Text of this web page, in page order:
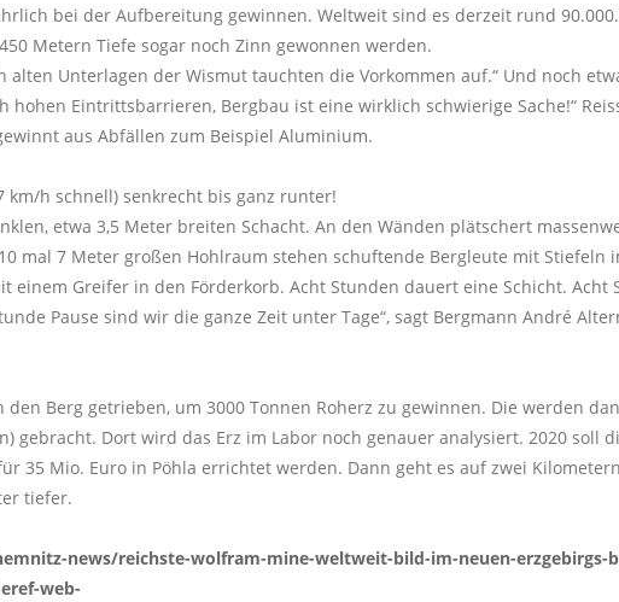
bei der Aufbereitung gewinnen. Weltweit sind es derzeit rund
Metern Tiefe sogar noch Zinn gewonnen werden.
Unterlagen der Wismut tauchten die Vorkommen auf.“ Und noch
hohen Eintrittsbarrieren, Bergbau ist eine wirklich schwierige Sache!“
aus Abfällen zum Beispiel Aluminium.
km/h schnell) senkrecht bis ganz runter!
etwa 3,5 Meter breiten Schacht. An den Wänden plätschert
mal 7 Meter großen Hohlraum stehen schuftende Bergleute mit Stiefeln
einem Greifer in den Förderkorb. Acht Stunden dauert eine Schicht. Acht
Pause sind wir die ganze Zeit unter Tage“, sagt Bergmann André
Berg getrieben, um 3000 Tonnen Roherz zu gewinnen. Die werden
gebracht. Dort wird das Erz im Labor noch genauer analysiert. 2020 soll
35 Mio. Euro in Pöhla errichtet werden. Dann geht es auf zwei
tiefer.
news/reichste-wolfram-mine-weltweit-bild-im-neuen-erzgebirgs-
web-